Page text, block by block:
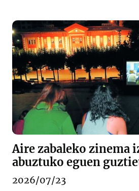
Aire zabaleko zinema
abuztuko eguen
2026/07/23